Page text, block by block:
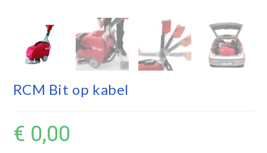
RCM Bit op kabel
€ 0,00